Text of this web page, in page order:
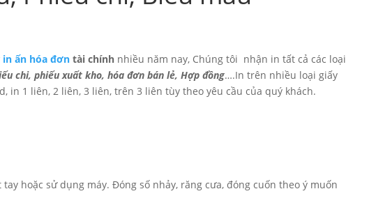
in ấn hóa đơn tài chính nhiều năm nay, Chúng tôi nhận in tất cả các loại
chi, phiếu xuất kho, hóa đơn bán lẻ, Hợp đồng….In trên nhiều loại giấy
in 1 liên, 2 liên, 3 liên, trên 3 liên tùy theo yêu cầu của quý khách.
hoặc sử dụng máy. Đóng số nhảy, răng cưa, đóng cuốn theo ý muốn